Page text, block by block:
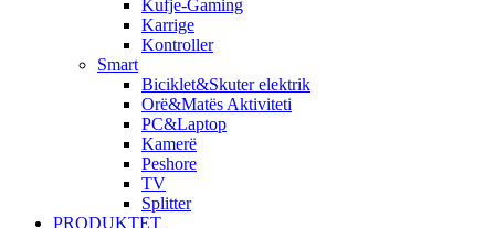
Kufje-Gaming
Karrige
Kontroller
Smart
Biciklet&Skuter elektrik
Orë&Matës Aktiviteti
PC&Laptop
Kamerë
Peshore
TV
Splitter
PRODUKTET